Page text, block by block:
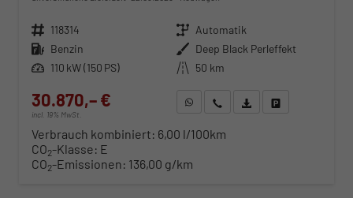
Fahrzeugnr. 118314 Getriebe Automatik
Kraftstoff Benzin Außenfarbe Deep Black Perleffekt
Leistung 110 kW (150 PS) Kilometerstand 50 km
30.870,– €
incl. 19% MwSt.
WhatsApp anfragen
Wir rufen Sie anFahrzeugexposé (PDF)
Verbrauch kombiniert: 6,00 l/100km
CO2-Klasse: E
CO2-Emissionen: 136,00 g/km